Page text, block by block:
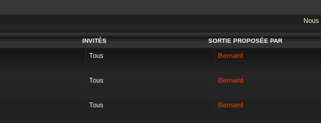
Nous
INVITÉS SORTIE PROPOSÉE PAR
Tous Bernard
Tous Bernard
Tous Bernard